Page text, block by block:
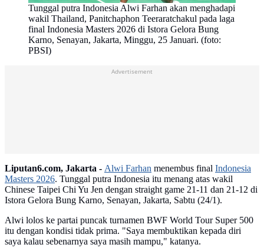
Tunggal putra Indonesia Alwi Farhan akan menghadapi
wakil Thailand, Panitchaphon Teeraratchakul pada laga
final Indonesia Masters 2026 di Istora Gelora Bung
Karno, Senayan, Jakarta, Minggu, 25 Januari. (foto:
PBSI)
Advertisement
Liputan6.com, Jakarta - Alwi Farhan menembus final Indonesia
Masters 2026. Tunggal putra Indonesia itu menang atas wakil
Chinese Taipei Chi Yu Jen dengan straight game 21-11 dan 21-12 di
Istora Gelora Bung Karno, Senayan, Jakarta, Sabtu (24/1).
Alwi lolos ke partai puncak turnamen BWF World Tour Super 500
itu dengan kondisi tidak prima. "Saya membuktikan kepada diri
saya kalau sebenarnya saya masih mampu," katanya.